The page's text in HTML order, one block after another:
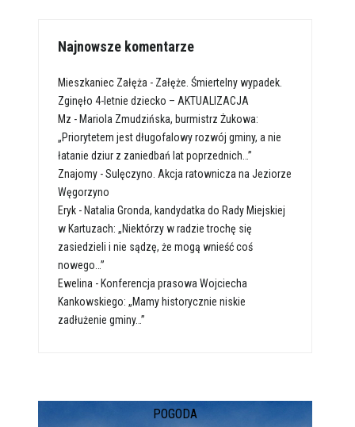
Najnowsze komentarze
Mieszkaniec Załęża - Załęże. Śmiertelny wypadek.
Zginęło 4-letnie dziecko – AKTUALIZACJA
Mz - Mariola Zmudzińska, burmistrz Żukowa:
„Priorytetem jest długofalowy rozwój gminy, a nie
łatanie dziur z zaniedbań lat poprzednich…”
Znajomy -Sulęczyno. Akcja ratownicza na Jeziorze
Węgorzyno
Eryk - Natalia Gronda, kandydatka do Rady Miejskiej
w Kartuzach: „Niektórzy w radzie trochę się
zasiedzieli i nie sądzę, że mogą wnieść coś
nowego…”
Ewelina - Konferencja prasowa Wojciecha
Kankowskiego: „Mamy historycznie niskie
zadłużenie gminy…”
POGODA